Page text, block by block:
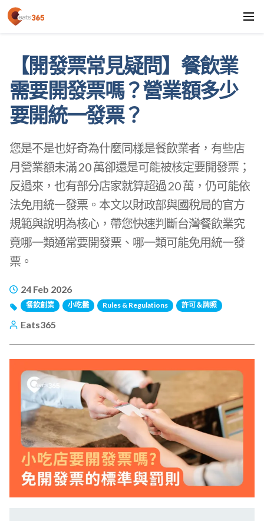
【開發票常見疑問】餐飲業
需要開發票嗎？營業額多少
要開統一發票？
您是不是也好奇為什麼同樣是餐飲業者，有些店
月營業額未滿 20 萬卻還是可能被核定要開發票；
反過來，也有部分店家就算超過 20 萬，仍可能依
法免用統一發票。本文以財政部與國稅局的官方
規範與說明為核心，帶您快速判斷台灣餐飲業究
竟哪一類通常要開發票、哪一類可能免用統一發
票。
24 Feb 2026
餐飲創業 小吃攤 Rules & Regulations 許可＆牌照
Eats365